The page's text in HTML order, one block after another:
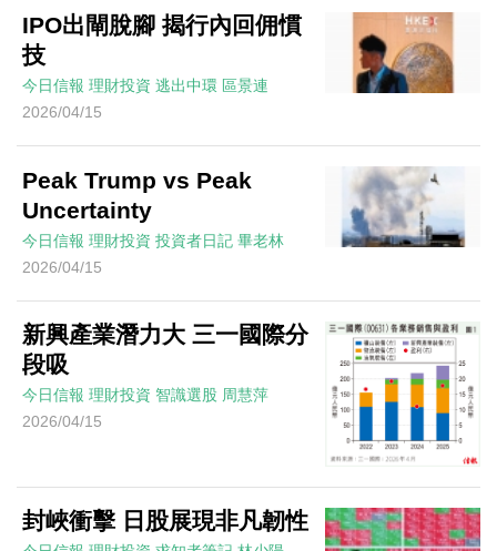
IPO出閘脫腳 揭行內回佣慣
技
今日信報 理財投資 逃出中環 區景連
2026/04/15
Peak Trump vs Peak
Uncertainty
今日信報 理財投資 投資者日記 畢老林
2026/04/15
新興產業潛力大 三一國際分
段吸
今日信報 理財投資 智識選股 周慧萍
2026/04/15
封峽衝擊 日股展現非凡韌性